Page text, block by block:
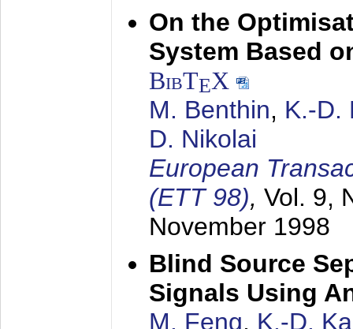
On the
System Based
BibTEX
M. Benthin, K.-D.
D. Nikolai
European
(ETT 98), Vol. 9,
November 1998
Blind Source
Signals Using
M. Feng, K.-D.